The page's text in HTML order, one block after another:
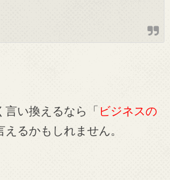
言い換えるなら「 ビジネスの
えるかもしれません。